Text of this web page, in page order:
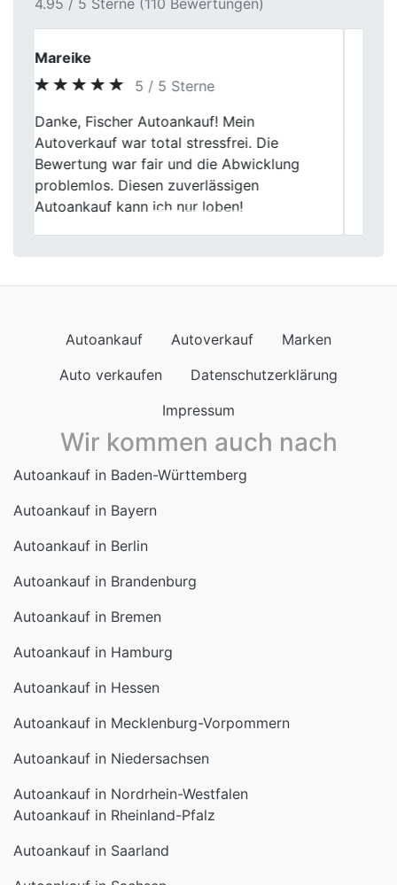
4.95 / 5 Sterne (110 Bewertungen)
Peter K.
4 / 5 Sterne
Mein Autoverkauf bei Fischer Autoankauf
war größtenteils positiv. Die Bewertung
meines Gebrauchtwagens war fair, aber es
gab einige kleinere Unklarheiten in der
Abwicklung.
Previous
Autoankauf Autoverkauf
Marken
Auto verkaufen
Datenschutzerklärung
Impressum
Wir kommen auch nach
Autoankauf in Baden-Württemberg
Autoankauf in Bayern
Autoankauf in Berlin
Autoankauf in Brandenburg
Autoankauf in Bremen
Autoankauf in Hamburg
Autoankauf in Hessen
Autoankauf in Mecklenburg-Vorpommern
Autoankauf in Niedersachsen
Autoankauf in Nordrhein-Westfalen
Autoankauf in Rheinland-Pfalz
Autoankauf in Saarland